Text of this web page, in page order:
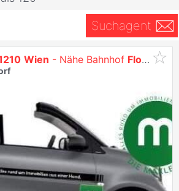
Suchagent
Wien - Nähe Bahnhof Floridsdorf